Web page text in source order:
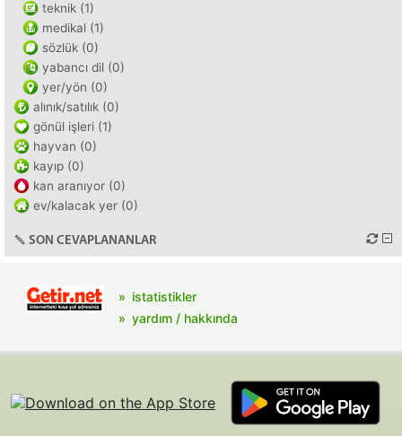
teknik (1)
medikal (1)
sözlük (0)
yabancı dil (0)
yer/yön (0)
alınık/satılık (0)
gönül işleri (1)
hayvan (0)
kayıp (0)
kan aranıyor (0)
ev/kalacak yer (0)
SON CEVAPLANANLAR
istatistikler
yardım / hakkında